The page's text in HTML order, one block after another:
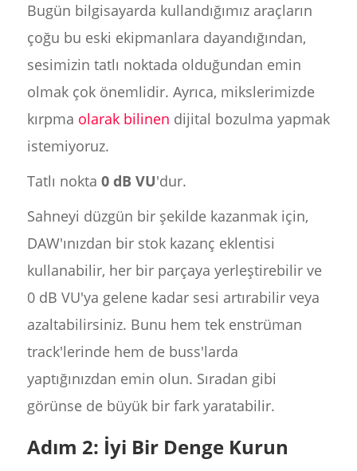
Bugün bilgisayarda kullandığımız araçların
çoğu bu eski ekipmanlara dayandığından,
sesimizin tatlı noktada olduğundan emin
olmak çok önemlidir. Ayrıca, mikslerimizde
kırpma olarak bilinen dijital bozulma yapmak
istemiyoruz.
Tatlı nokta 0 dB VU'dur.
Sahneyi düzgün bir şekilde kazanmak için,
DAW'ınızdan bir stok kazanç eklentisi
kullanabilir, her bir parçaya yerleştirebilir ve
0 dB VU'ya gelene kadar sesi artırabilir veya
azaltabilirsiniz. Bunu hem tek enstrüman
track'lerinde hem de buss'larda
yaptığınızdan emin olun. Sıradan gibi
görünse de büyük bir fark yaratabilir.
Adım 2: İyi Bir Denge Kurun